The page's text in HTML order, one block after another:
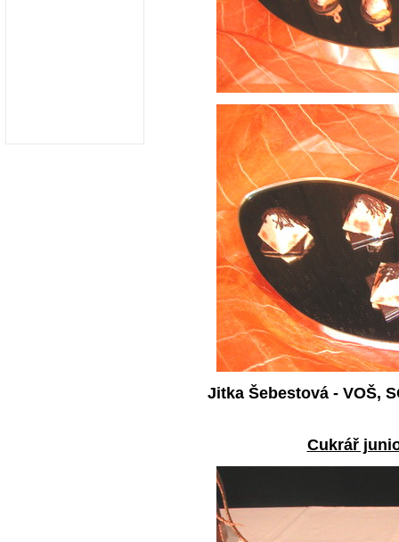
Jitka Šebestová - VOŠ,
Cukrář